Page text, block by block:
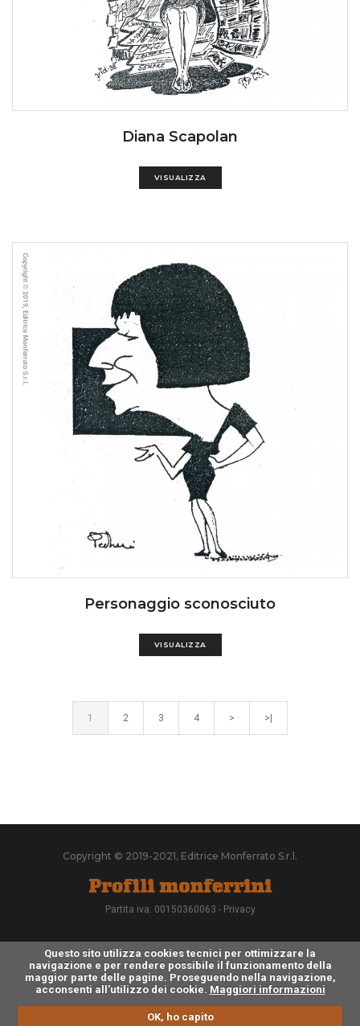
Diana Scapolan
VISUALIZZA
Personaggio sconosciuto
VISUALIZZA
1 2 3 4 > >|
Copyright © 2019-2021, Editrice Monferrato S.r.l.
Partita iva: 00150360063 - Privacy
Questo sito utilizza cookies tecnici per ottimizzare la
navigazione e per rendere possibile il funzionamento della
maggior parte delle pagine. Proseguendo nella navigazione,
acconsenti all'utilizzo dei cookie. Maggiori informazioni
OK, ho capito